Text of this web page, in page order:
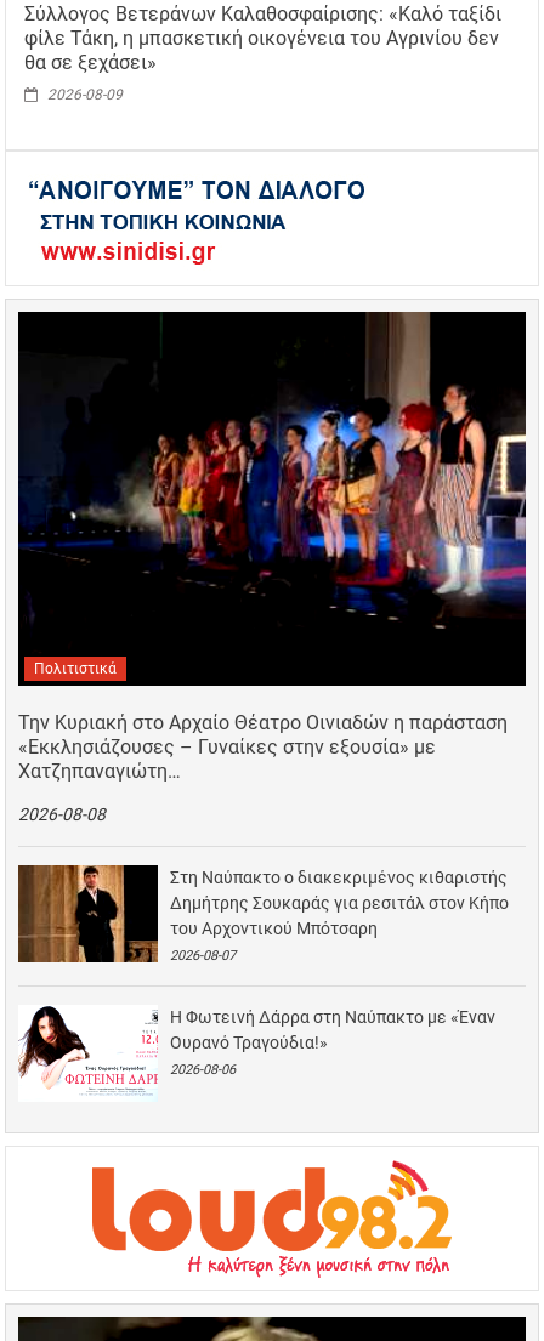
Σύλλογος Βετεράνων Καλαθοσφαίρισης: «Καλό ταξίδι
φίλε Τάκη, η μπασκετική οικογένεια του Αγρινίου δεν
θα σε ξεχάσει»
2026-08-09
Πολιτιστικά
Την Κυριακή στο Αρχαίο Θέατρο Οινιαδών η παράσταση
«Εκκλησιάζουσες – Γυναίκες στην εξουσία» με
Χατζηπαναγιώτη…
2026-08-08
Στη Ναύπακτο ο διακεκριμένος κιθαριστής
Δημήτρης Σουκαράς για ρεσιτάλ στον Κήπο
του Αρχοντικού Μπότσαρη
2026-08-07
Η Φωτεινή Δάρρα στη Ναύπακτο με «Έναν
Ουρανό Τραγούδια!»
2026-08-06